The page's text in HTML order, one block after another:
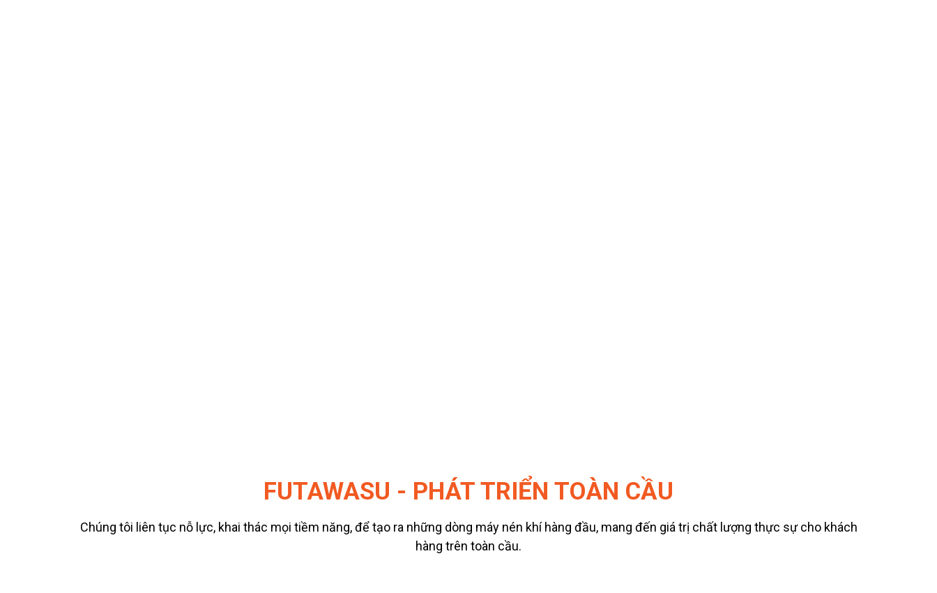
FUTAWASU - PHÁT TRIỂN TOÀN CẦU
Chúng tôi liên tục nỗ lực, khai thác mọi tiềm năng, để tạo ra những dòng máy nén khí hàng đầu, mang đến giá trị chất lượng thực sự cho khách
hàng trên toàn cầu.